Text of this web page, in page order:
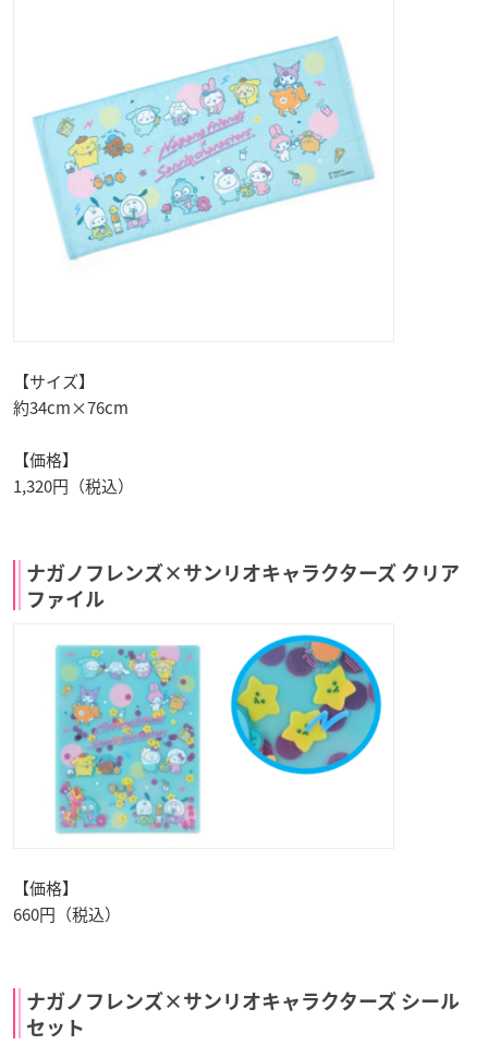
【サイズ】
約34cm×76cm
【価格】
1,320円（税込）
ナガノフレンズ×サンリオキャラクターズ クリア
ファイル
【価格】
660円（税込）
ナガノフレンズ×サンリオキャラクターズ シール
セット